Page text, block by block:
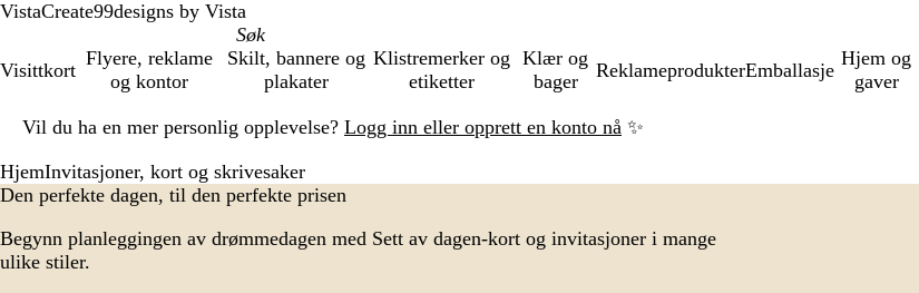
VistaCreate99designs by Vista
Visittkort
Flyere, reklame
og kontor
Skilt, bannere og
plakater
Klistremerker og
etiketter
Klær og
bager
ReklameprodukterEmballasje
Hjem og
gaver
Vil du ha en mer personlig opplevelse? Logg inn eller opprett en konto nå ✨
1
HjemInvitasjoner, kort og skrivesaker
Den perfekte dagen, til den perfekte prisen
Begynn planleggingen av drømmedagen med Sett av dagen-kort og invitasjoner i mange
ulike stiler.